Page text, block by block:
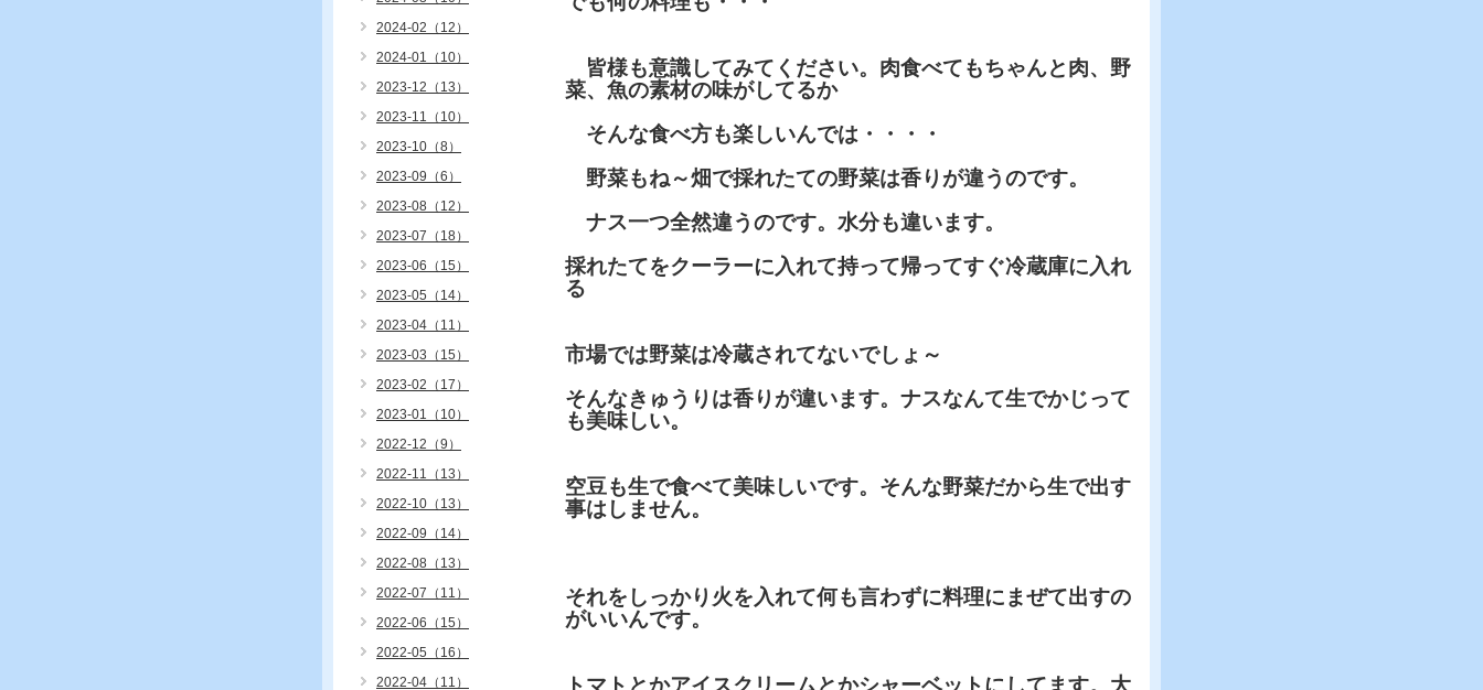
皆様も意識してみてください。肉食べてもちゃんと肉、野
菜、魚の素材の味がしてるか
そんな食べ方も楽しいんでは・・・・
野菜もね～畑で採れたての野菜は香りが違うのです。
ナス一つ全然違うのです。水分も違います。
採れたてをクーラーに入れて持って帰ってすぐ冷蔵庫に入れ
る
市場では野菜は冷蔵されてないでしょ～
そんなきゅうりは香りが違います。ナスなんて生でかじって
も美味しい。
空豆も生で食べて美味しいです。そんな野菜だから生で出す
事はしません。
それをしっかり火を入れて何も言わずに料理にまぜて出すの
がいいんです。
トマトとかアイスクリームとかシャーベットにしてます。大
2024-02（12）
2024-01（10）
2023-12（13）
2023-11（10）
2023-10（8）
2023-09（6）
2023-08（12）
2023-07（18）
2023-06（15）
2023-05（14）
2023-04（11）
2023-03（15）
2023-02（17）
2023-01（10）
2022-12（9）
2022-11（13）
2022-10（13）
2022-09（14）
2022-08（13）
2022-07（11）
2022-06（15）
2022-05（16）
2022-04（11）